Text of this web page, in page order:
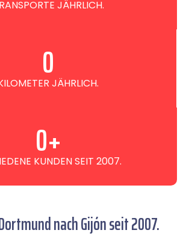
JÄHRLICH.
JÄHRLICH.
0
KUNDEN SEIT 2007.
0+
nach Gijón seit 2007.